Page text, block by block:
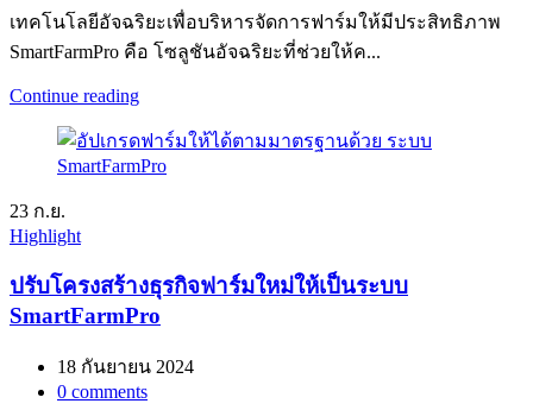
เทคโนโลยีอัจฉริยะเพื่อบริหารจัดการฟาร์มให้มีประสิทธิภาพ
SmartFarmPro คือ โซลูชันอัจฉริยะที่ช่วยให้ค...
Continue reading
23 ก.ย.
Highlight
ปรับโครงสร้างธุรกิจฟาร์มใหม่ให้เป็นระบบ
SmartFarmPro
18 กันยายน 2024
0 comments